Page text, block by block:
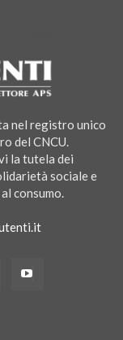
nel registro unico
del CNCU.
la tutela dei
sociale e
consumo.